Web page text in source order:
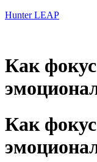
Hunter LEAP
Как
Как